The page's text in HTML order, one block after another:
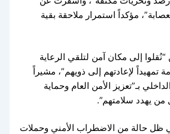
مؤكداً استمرار ملاحقة بقية
إلى مكان آمن لتلقي الرعاية
تمهيداً لإعادتهم إلى ذويهم”، مشيراً
بـ”تعزيز الأمن العام وحماية
من يهدد سلامتهم”.
ظل حالة من الاضطراب الأمني وحملات